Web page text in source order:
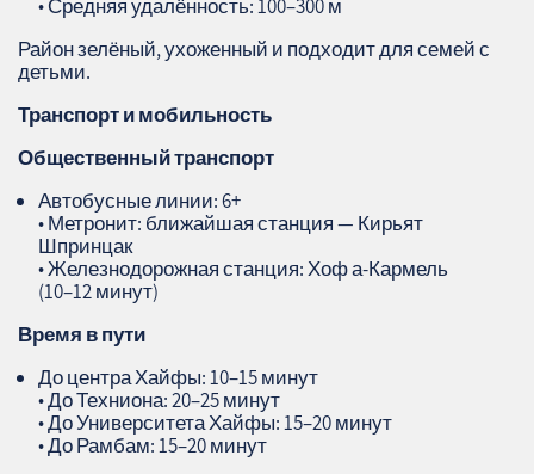
• Средняя удалённость: 100–300 м
Район зелёный, ухоженный и подходит для семей с
детьми.
Транспорт и мобильность
Общественный транспорт
Автобусные линии: 6+
• Метронит: ближайшая станция — Кирьят
Шпринцак
• Железнодорожная станция: Хоф а‑Кармель
(10–12 минут)
Время в пути
До центра Хайфы: 10–15 минут
• До Техниона: 20–25 минут
• До Университета Хайфы: 15–20 минут
• До Рамбам: 15–20 минут